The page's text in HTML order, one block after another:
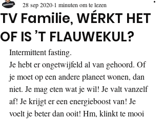
TV Familie, WÉRKT HET
OF IS ’T FLAUWEKUL?
28 sep 2020 1 minuten om te lezen
Intermittent fasting.
Je hebt er ongetwijfeld al van gehoord. Of
je moet op een andere planeet wonen, dan
niet. Je mag eten wat je wil! Je valt vanzelf
af! Je krijgt er een energieboost van! Je
voelt je beter dan ooit! Hm, klinkt te mooi